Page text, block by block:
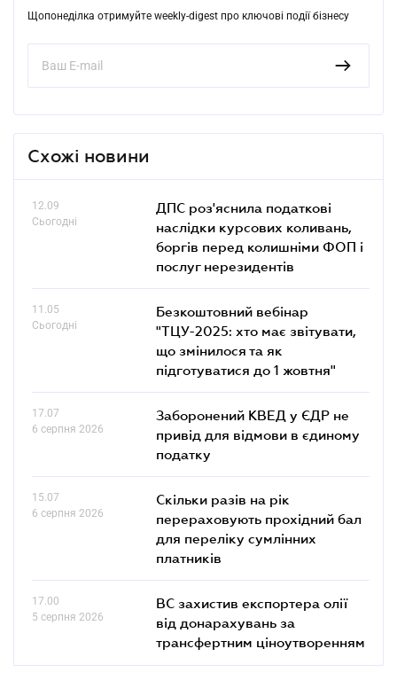
Щопонеділка отримуйте weekly-digest про ключові події бізнесу
Схожі новини
12.09
Сьогодні
ДПС роз'яснила податкові
наслідки курсових коливань,
боргів перед колишніми ФОП і
послуг нерезидентів
11.05
Сьогодні
Безкоштовний вебінар
"ТЦУ-2025: хто має звітувати,
що змінилося та як
підготуватися до 1 жовтня"
17.07
6 серпня 2026
Заборонений КВЕД у ЄДР не
привід для відмови в єдиному
податку
15.07
6 серпня 2026
Скільки разів на рік
перераховують прохідний бал
для переліку сумлінних
платників
17.00
5 серпня 2026
ВС захистив експортера олії
від донарахувань за
трансфертним ціноутворенням